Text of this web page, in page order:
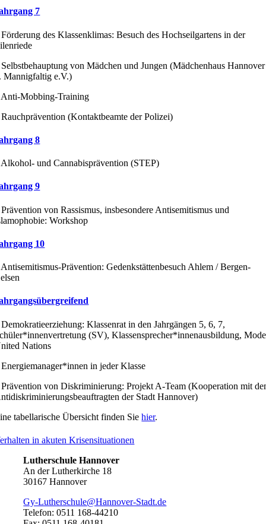
7
des Klassenklimas: Besuch des Hochseilgartens in der
von Mädchen und Jungen (Mädchenhaus Hannover
Mannigfaltig e.V.)
Anti-Mobbing-Training
(Kontaktbeamte der Polizei)
8
und Cannabisprävention (STEP)
9
von Rassismus, insbesondere Antisemitismus und
Workshop
10
Prävention: Gedenkstättenbesuch Ahlem / Bergen-
Klassenrat in den Jahrgängen 5, 6, 7,
(SV), Klassensprecher*innenausbildung,
Nations
in jeder Klasse
von Diskriminierung: Projekt A-Team (Kooperation mit
der Stadt Hannover)
tabellarische Übersicht finden Siehier.
in akuten Krisensituationen
Lutherschule Hannover
An der Lutherkirche 18
30167 Hannover
Gy-Lutherschule@Hannover-Stadt.de
Telefon: 0511 168-44210